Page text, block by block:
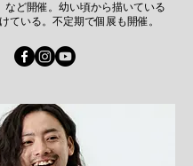
など開催。幼い頃から描いている
ている。不定期で個展も開催。